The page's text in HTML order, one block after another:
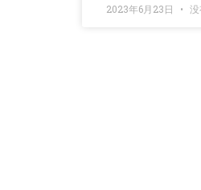
2023年6月23日